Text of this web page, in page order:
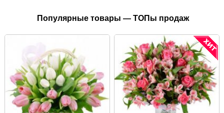
Популярные товары — ТОПы продаж